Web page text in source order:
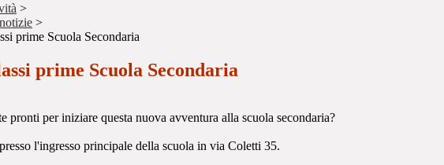
>
>
prime Scuola Secondaria
prime Scuola Secondaria
pronti per iniziare questa nuova avventura alla scuola secondaria?
l'ingresso principale della scuola in via Coletti 35.